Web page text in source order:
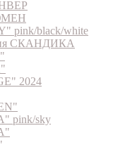
pink/black/white
СКАНДИКА
2024
pink/sky